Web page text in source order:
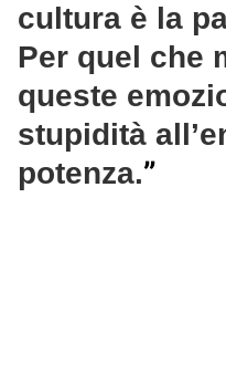
cultura è la
Per quel che
queste
stupidità
potenza.”